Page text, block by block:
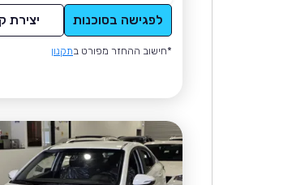
לפגישה בסוכנות יצירת
*חישוב ההחזר מפורט בתקנון